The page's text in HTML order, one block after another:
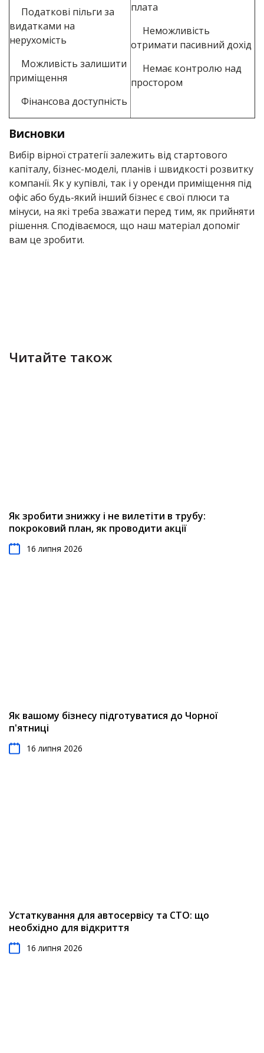
Податкові пільги за
видатками на
нерухомість
Можливість залишити
приміщення
Фінансова доступність
плата
Неможливість
отримати пасивний дохід
Немає контролю над
простором
Висновки
Вибір вірної стратегії залежить від стартового
капіталу, бізнес-моделі, планів і швидкості розвитку
компанії. Як у купівлі, так і у оренди приміщення під
офіс або будь-який інший бізнес є свої плюси та
мінуси, на які треба зважати перед тим, як прийняти
рішення. Сподіваємося, що наш матеріал допоміг
вам це зробити.
Читайте також
Як зробити знижку і не вилетіти в трубу:
покроковий план, як проводити акції
16 липня 2026
Як вашому бізнесу підготуватися до Чорної
п'ятниці
16 липня 2026
Устаткування для автосервісу та СТО: що
необхідно для відкриття
16 липня 2026